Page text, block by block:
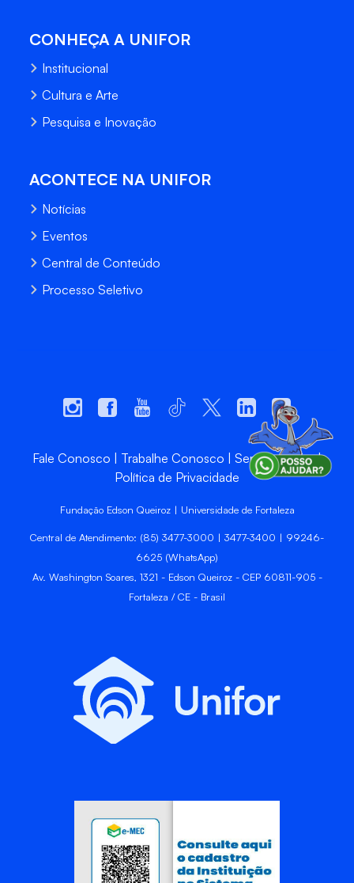
CONHEÇA A UNIFOR
Institucional
Cultura e Arte
Pesquisa e Inovação
ACONTECE NA UNIFOR
Notícias
Eventos
Central de Conteúdo
Processo Seletivo
Fale Conosco Trabalhe Conosco
Sempre Unifor
Política de Privacidade
Fundação Edson Queiroz | Universidade de Fortaleza
Central de Atendimento: (85) 3477-3000 | 3477-3400 | 99246-
6625 (WhatsApp)
Av. Washington Soares, 1321 - Edson Queiroz - CEP 60811-905 -
Fortaleza / CE - Brasil